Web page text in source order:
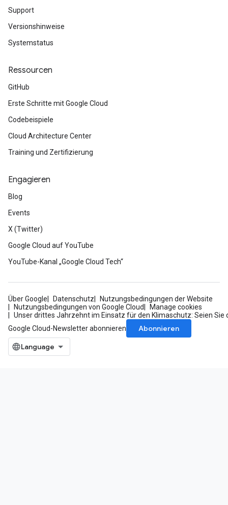
Support
Versionshinweise
Systemstatus
Ressourcen
GitHub
Erste Schritte mit Google Cloud
Codebeispiele
Cloud Architecture Center
Training und Zertifizierung
Engagieren
Blog
Events
X (Twitter)
Google Cloud auf YouTube
YouTube-Kanal „Google Cloud Tech“
Über Google Datenschutz
Nutzungsbedingungen der Website
Nutzungsbedingungen von Google Cloud
Manage cookies
Unser drittes Jahrzehnt im Einsatz für den Klimaschutz: Seien Sie
Google Cloud-Newsletter abonnieren
Abonnieren